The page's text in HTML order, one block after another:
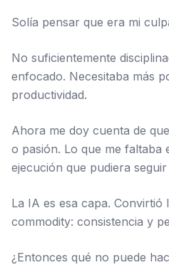
Solía pensar que era mi
No suficientemente
enfocado. Necesitaba más
productividad.
Ahora me doy cuenta de
o pasión. Lo que me faltaba
ejecución que pudiera
La IA es esa capa.
commodity: consistencia y
¿Entonces qué no puede